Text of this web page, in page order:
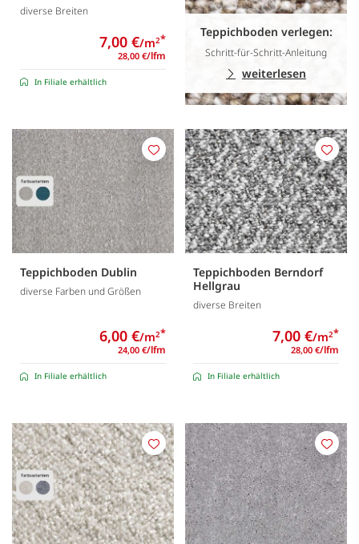
diverse Breiten
7,00 €/m2*
28,00 €/lfm
In Filiale erhältlich
Teppichboden verlegen:
Schritt-für-Schritt-Anleitung
weiterlesen
Teppichboden Dublin
diverse Farben und Größen
6,00 €/m2*
24,00 €/lfm
In Filiale erhältlich
Merken
Teppichboden Berndorf
Hellgrau
diverse Breiten
7,00 €/m2*
28,00 €/lfm
In Filiale erhältlich
Merken